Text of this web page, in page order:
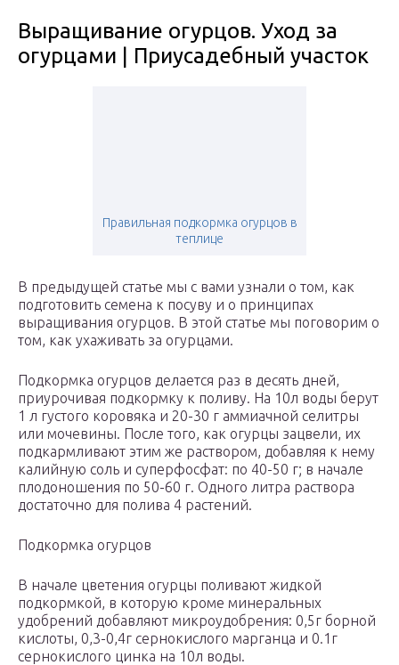
Выращивание огурцов. Уход за
огурцами | Приусадебный участок
Правильная подкормка огурцов в
теплице
В предыдущей статье мы с вами узнали о том, как
подготовить семена к посуву и о принципах
выращивания огурцов. В этой статье мы поговорим о
том, как ухаживать за огурцами.
Подкормка огурцов делается раз в десять дней,
приурочивая подкормку к поливу. На 10л воды берут
1 л густого коровяка и 20-30 г аммиачной селитры
или мочевины. После того, как огурцы зацвели, их
подкармливают этим же раствором, добавляя к нему
калийную соль и суперфосфат: по 40-50 г; в начале
плодоношения по 50-60 г. Одного литра раствора
достаточно для полива 4 растений.
Подкормка огурцов
В начале цветения огурцы поливают жидкой
подкормкой, в которую кроме минеральных
удобрений добавляют микроудобрения: 0,5г борной
кислоты, 0,3-0,4г сернокислого марганца и 0.1г
сернокислого цинка на 10л воды.